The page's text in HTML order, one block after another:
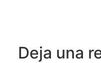
Deja una